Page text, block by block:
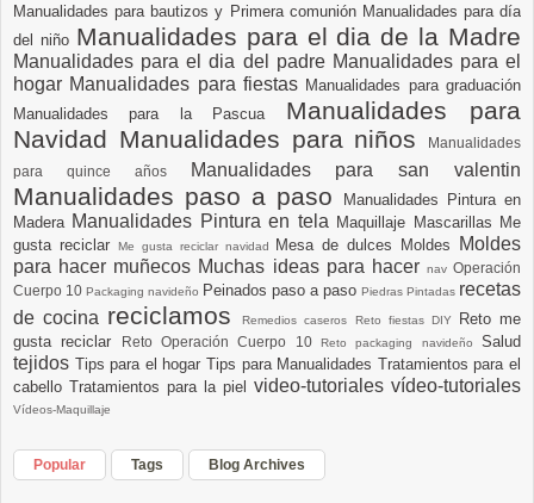
Manualidades para bautizos y Primera comunión Manualidades para día
del niño Manualidades para el dia de la Madre
Manualidades para el dia del padre Manualidades para el
hogar Manualidades para fiestas Manualidades para graduación
Manualidades para la Pascua Manualidades para
Navidad Manualidades para niños
Manualidades
para quince años
Manualidades para san valentin
Manualidades paso a paso
Manualidades Pintura en
Madera Manualidades Pintura en tela Maquillaje Mascarillas Me
gusta reciclar
Me gusta reciclar navidad Mesa de dulces Moldes
Moldes
para hacer muñecos Muchas ideas para hacer nav Operación
Cuerpo 10 Packaging navideño Peinados paso a paso Piedras Pintadas recetas
de cocina reciclamosRemedios caseros Reto fiestas DIY Reto me
gusta reciclar
Reto Operación Cuerpo 10Reto packaging navideñoSalud
tejidos Tips para el hogarTips para Manualidades Tratamientos para el
cabello Tratamientos para la piel video-tutoriales vídeo-tutoriales
Vídeos-Maquillaje
Popular Tags Blog Archives